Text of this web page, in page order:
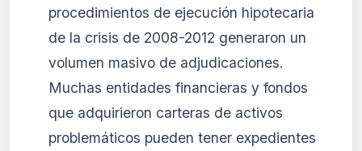
procedimientos de ejecución hipotecaria
de la crisis de 2008-2012 generaron un
volumen masivo de adjudicaciones.
Muchas entidades financieras y fondos
que adquirieron carteras de activos
problemáticos pueden tener expedientes